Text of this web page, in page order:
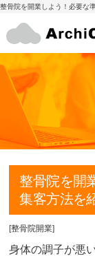
整骨院を開業しよう！必要な
整骨院を開
集客方法を
[整骨院開業]
身体の調子が悪